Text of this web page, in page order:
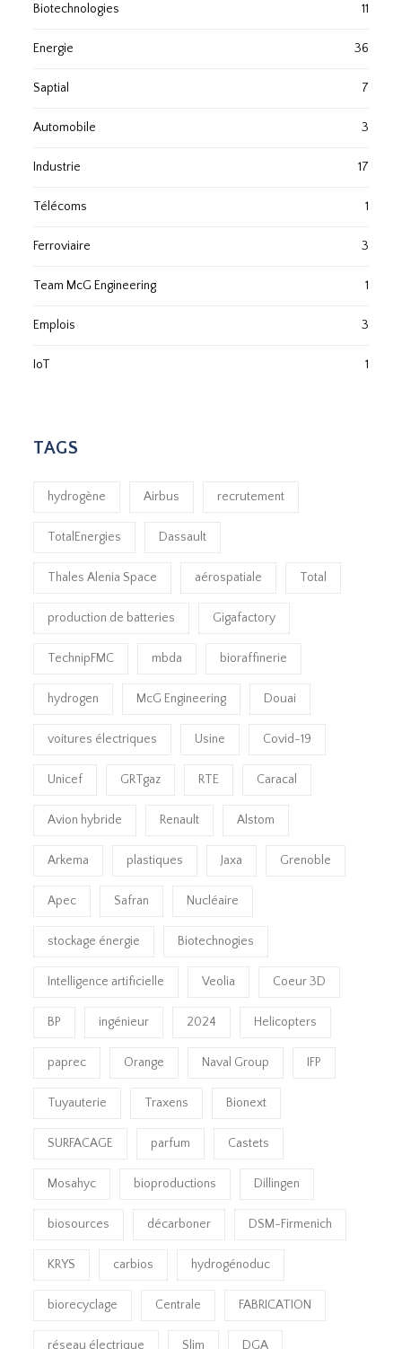
Biotechnologies 11
Energie 36
Saptial 7
Automobile 3
Industrie 17
Télécoms 1
Ferroviaire 3
Team McG Engineering 1
Emplois 3
IoT 1
TAGS
hydrogène Airbus recrutement
TotalEnergies Dassault
Thales Alenia Space aérospatiale Total
production de batteries Gigafactory
TechnipFMC mbda bioraffinerie
hydrogen McG Engineering Douai
voitures électriques Usine Covid-19
Unicef GRTgaz RTE Caracal
Avion hybride Renault Alstom
Arkema plastiques Jaxa Grenoble
Apec Safran Nucléaire
stockage énergie Biotechnogies
Intelligence artificielle Veolia Coeur 3D
BP ingénieur 2024 Helicopters
paprec Orange Naval Group IFP
Tuyauterie Traxens Bionext
SURFACAGE parfum Castets
Mosahyc bioproductions Dillingen
biosources décarboner DSM-Firmenich
KRYS carbios hydrogénoduc
biorecyclage Centrale FABRICATION
réseau électrique Slim DGA